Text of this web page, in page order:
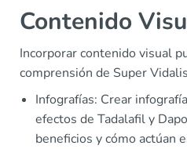
Contenido
Incorporar contenido visual
comprensión de Super
Infografías: Crear
efectos de Tadalafil y
beneficios y cómo actúan